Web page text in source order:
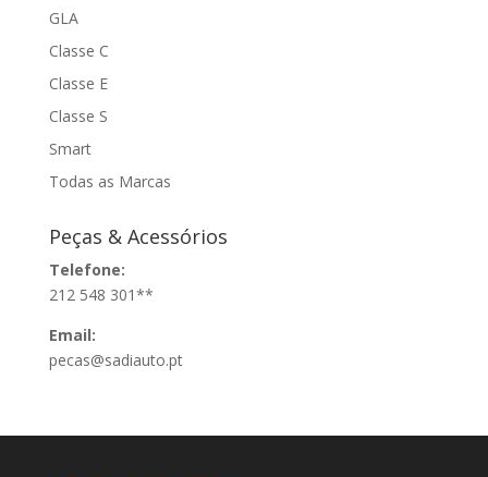
GLA
Classe C
Classe E
Classe S
Smart
Todas as Marcas
Peças & Acessórios
Telefone:
212 548 301**
Email:
pecas@sadiauto.pt